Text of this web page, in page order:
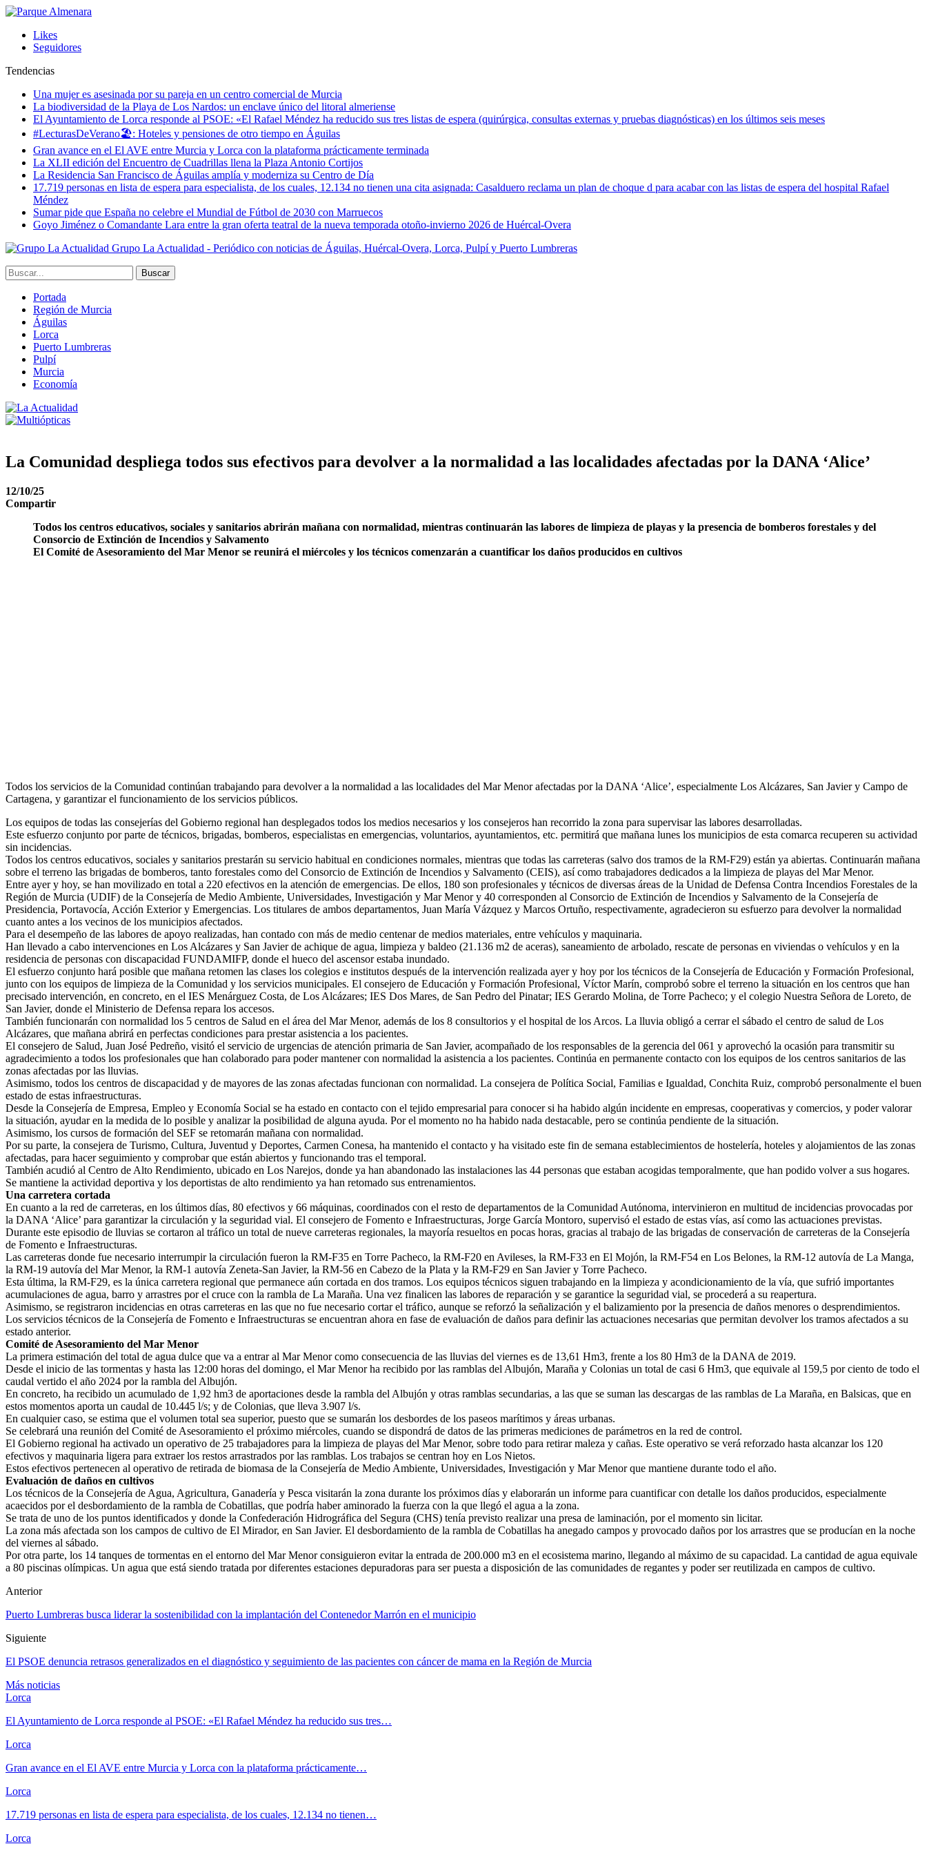
Likes
Seguidores
Tendencias
Una mujer es asesinada por su pareja en un centro comercial de Murcia
La biodiversidad de la Playa de Los Nardos: un enclave único del litoral almeriense
El Ayuntamiento de Lorca responde al PSOE: «El Rafael Méndez ha reducido sus tres listas de espera (quirúrgica, consultas externas y pruebas diagnósticas) en los últimos seis meses
#LecturasDeVerano🏖: Hoteles y pensiones de otro tiempo en Águilas
Gran avance en el El AVE entre Murcia y Lorca con la plataforma prácticamente terminada
La XLII edición del Encuentro de Cuadrillas llena la Plaza Antonio Cortijos
La Residencia San Francisco de Águilas amplía y moderniza su Centro de Día
17.719 personas en lista de espera para especialista, de los cuales, 12.134 no tienen una cita asignada: Casalduero reclama un plan de choque d para acabar con las listas de espera del hospital Rafael
Méndez
Sumar pide que España no celebre el Mundial de Fútbol de 2030 con Marruecos
Goyo Jiménez o Comandante Lara entre la gran oferta teatral de la nueva temporada otoño-invierno 2026 de Huércal-Overa
Grupo La Actualidad - Periódico con noticias de Águilas, Huércal-Overa, Lorca, Pulpí y Puerto Lumbreras
Portada
Región de Murcia
Águilas
Lorca
Puerto Lumbreras
Pulpí
Murcia
Economía
La Comunidad despliega todos sus efectivos para devolver a la normalidad a las localidades afectadas por la DANA ‘Alice’
12/10/25
Compartir
Todos los centros educativos, sociales y sanitarios abrirán mañana con normalidad, mientras continuarán las labores de limpieza de playas y la presencia de bomberos forestales y del
Consorcio de Extinción de Incendios y Salvamento
El Comité de Asesoramiento del Mar Menor se reunirá el miércoles y los técnicos comenzarán a cuantificar los daños producidos en cultivos
Todos los servicios de la Comunidad continúan trabajando para devolver a la normalidad a las localidades del Mar Menor afectadas por la DANA ‘Alice’, especialmente Los Alcázares, San Javier y Campo de
Cartagena, y garantizar el funcionamiento de los servicios públicos.
Los equipos de todas las consejerías del Gobierno regional han desplegados todos los medios necesarios y los consejeros han recorrido la zona para supervisar las labores desarrolladas.
Este esfuerzo conjunto por parte de técnicos, brigadas, bomberos, especialistas en emergencias, voluntarios, ayuntamientos, etc. permitirá que mañana lunes los municipios de esta comarca recuperen su actividad
sin incidencias.
Todos los centros educativos, sociales y sanitarios prestarán su servicio habitual en condiciones normales, mientras que todas las carreteras (salvo dos tramos de la RM-F29) están ya abiertas. Continuarán mañana
sobre el terreno las brigadas de bomberos, tanto forestales como del Consorcio de Extinción de Incendios y Salvamento (CEIS), así como trabajadores dedicados a la limpieza de playas del Mar Menor.
Entre ayer y hoy, se han movilizado en total a 220 efectivos en la atención de emergencias. De ellos, 180 son profesionales y técnicos de diversas áreas de la Unidad de Defensa Contra Incendios Forestales de la
Región de Murcia (UDIF) de la Consejería de Medio Ambiente, Universidades, Investigación y Mar Menor y 40 corresponden al Consorcio de Extinción de Incendios y Salvamento de la Consejería de
Presidencia, Portavocía, Acción Exterior y Emergencias. Los titulares de ambos departamentos, Juan María Vázquez y Marcos Ortuño, respectivamente, agradecieron su esfuerzo para devolver la normalidad
cuanto antes a los vecinos de los municipios afectados.
Para el desempeño de las labores de apoyo realizadas, han contado con más de medio centenar de medios materiales, entre vehículos y maquinaria.
Han llevado a cabo intervenciones en Los Alcázares y San Javier de achique de agua, limpieza y baldeo (21.136 m2 de aceras), saneamiento de arbolado, rescate de personas en viviendas o vehículos y en la
residencia de personas con discapacidad FUNDAMIFP, donde el hueco del ascensor estaba inundado.
El esfuerzo conjunto hará posible que mañana retomen las clases los colegios e institutos después de la intervención realizada ayer y hoy por los técnicos de la Consejería de Educación y Formación Profesional,
junto con los equipos de limpieza de la Comunidad y los servicios municipales. El consejero de Educación y Formación Profesional, Víctor Marín, comprobó sobre el terreno la situación en los centros que han
precisado intervención, en concreto, en el IES Menárguez Costa, de Los Alcázares; IES Dos Mares, de San Pedro del Pinatar; IES Gerardo Molina, de Torre Pacheco; y el colegio Nuestra Señora de Loreto, de
San Javier, donde el Ministerio de Defensa repara los accesos.
También funcionarán con normalidad los 5 centros de Salud en el área del Mar Menor, además de los 8 consultorios y el hospital de los Arcos. La lluvia obligó a cerrar el sábado el centro de salud de Los
Alcázares, que mañana abrirá en perfectas condiciones para prestar asistencia a los pacientes.
El consejero de Salud, Juan José Pedreño, visitó el servicio de urgencias de atención primaria de San Javier, acompañado de los responsables de la gerencia del 061 y aprovechó la ocasión para transmitir su
agradecimiento a todos los profesionales que han colaborado para poder mantener con normalidad la asistencia a los pacientes. Continúa en permanente contacto con los equipos de los centros sanitarios de las
zonas afectadas por las lluvias.
Asimismo, todos los centros de discapacidad y de mayores de las zonas afectadas funcionan con normalidad. La consejera de Política Social, Familias e Igualdad, Conchita Ruiz, comprobó personalmente el buen
estado de estas infraestructuras.
Desde la Consejería de Empresa, Empleo y Economía Social se ha estado en contacto con el tejido empresarial para conocer si ha habido algún incidente en empresas, cooperativas y comercios, y poder valorar
la situación, ayudar en la medida de lo posible y analizar la posibilidad de alguna ayuda. Por el momento no ha habido nada destacable, pero se continúa pendiente de la situación.
Asimismo, los cursos de formación del SEF se retomarán mañana con normalidad.
Por su parte, la consejera de Turismo, Cultura, Juventud y Deportes, Carmen Conesa, ha mantenido el contacto y ha visitado este fin de semana establecimientos de hostelería, hoteles y alojamientos de las zonas
afectadas, para hacer seguimiento y comprobar que están abiertos y funcionando tras el temporal.
También acudió al Centro de Alto Rendimiento, ubicado en Los Narejos, donde ya han abandonado las instalaciones las 44 personas que estaban acogidas temporalmente, que han podido volver a sus hogares.
Se mantiene la actividad deportiva y los deportistas de alto rendimiento ya han retomado sus entrenamientos.
Una carretera cortada
En cuanto a la red de carreteras, en los últimos días, 80 efectivos y 66 máquinas, coordinados con el resto de departamentos de la Comunidad Autónoma, intervinieron en multitud de incidencias provocadas por
la DANA ‘Alice’ para garantizar la circulación y la seguridad vial. El consejero de Fomento e Infraestructuras, Jorge García Montoro, supervisó el estado de estas vías, así como las actuaciones previstas.
Durante este episodio de lluvias se cortaron al tráfico un total de nueve carreteras regionales, la mayoría resueltos en pocas horas, gracias al trabajo de las brigadas de conservación de carreteras de la Consejería
de Fomento e Infraestructuras.
Las carreteras donde fue necesario interrumpir la circulación fueron la RM-F35 en Torre Pacheco, la RM-F20 en Avileses, la RM-F33 en El Mojón, la RM-F54 en Los Belones, la RM-12 autovía de La Manga,
la RM-19 autovía del Mar Menor, la RM-1 autovía Zeneta-San Javier, la RM-56 en Cabezo de la Plata y la RM-F29 en San Javier y Torre Pacheco.
Esta última, la RM-F29, es la única carretera regional que permanece aún cortada en dos tramos. Los equipos técnicos siguen trabajando en la limpieza y acondicionamiento de la vía, que sufrió importantes
acumulaciones de agua, barro y arrastres por el cruce con la rambla de La Maraña. Una vez finalicen las labores de reparación y se garantice la seguridad vial, se procederá a su reapertura.
Asimismo, se registraron incidencias en otras carreteras en las que no fue necesario cortar el tráfico, aunque se reforzó la señalización y el balizamiento por la presencia de daños menores o desprendimientos.
Los servicios técnicos de la Consejería de Fomento e Infraestructuras se encuentran ahora en fase de evaluación de daños para definir las actuaciones necesarias que permitan devolver los tramos afectados a su
estado anterior.
Comité de Asesoramiento del Mar Menor
La primera estimación del total de agua dulce que va a entrar al Mar Menor como consecuencia de las lluvias del viernes es de 13,61 Hm3, frente a los 80 Hm3 de la DANA de 2019.
Desde el inicio de las tormentas y hasta las 12:00 horas del domingo, el Mar Menor ha recibido por las ramblas del Albujón, Maraña y Colonias un total de casi 6 Hm3, que equivale al 159,5 por ciento de todo el
caudal vertido el año 2024 por la rambla del Albujón.
En concreto, ha recibido un acumulado de 1,92 hm3 de aportaciones desde la rambla del Albujón y otras ramblas secundarias, a las que se suman las descargas de las ramblas de La Maraña, en Balsicas, que en
estos momentos aporta un caudal de 10.445 l/s; y de Colonias, que lleva 3.907 l/s.
En cualquier caso, se estima que el volumen total sea superior, puesto que se sumarán los desbordes de los paseos marítimos y áreas urbanas.
Se celebrará una reunión del Comité de Asesoramiento el próximo miércoles, cuando se dispondrá de datos de las primeras mediciones de parámetros en la red de control.
El Gobierno regional ha activado un operativo de 25 trabajadores para la limpieza de playas del Mar Menor, sobre todo para retirar maleza y cañas. Este operativo se verá reforzado hasta alcanzar los 120
efectivos y maquinaria ligera para extraer los restos arrastrados por las ramblas. Los trabajos se centran hoy en Los Nietos.
Estos efectivos pertenecen al operativo de retirada de biomasa de la Consejería de Medio Ambiente, Universidades, Investigación y Mar Menor que mantiene durante todo el año.
Evaluación de daños en cultivos
Los técnicos de la Consejería de Agua, Agricultura, Ganadería y Pesca visitarán la zona durante los próximos días y elaborarán un informe para cuantificar con detalle los daños producidos, especialmente
acaecidos por el desbordamiento de la rambla de Cobatillas, que podría haber aminorado la fuerza con la que llegó el agua a la zona.
Se trata de uno de los puntos identificados y donde la Confederación Hidrográfica del Segura (CHS) tenía previsto realizar una presa de laminación, por el momento sin licitar.
La zona más afectada son los campos de cultivo de El Mirador, en San Javier. El desbordamiento de la rambla de Cobatillas ha anegado campos y provocado daños por los arrastres que se producían en la noche
del viernes al sábado.
Por otra parte, los 14 tanques de tormentas en el entorno del Mar Menor consiguieron evitar la entrada de 200.000 m3 en el ecosistema marino, llegando al máximo de su capacidad. La cantidad de agua equivale
a 80 piscinas olímpicas. Un agua que está siendo tratada por diferentes estaciones depuradoras para ser puesta a disposición de las comunidades de regantes y poder ser reutilizada en campos de cultivo.
Anterior
Puerto Lumbreras busca liderar la sostenibilidad con la implantación del Contenedor Marrón en el municipio
Siguiente
El PSOE denuncia retrasos generalizados en el diagnóstico y seguimiento de las pacientes con cáncer de mama en la Región de Murcia
Más noticias
Lorca
El Ayuntamiento de Lorca responde al PSOE: «El Rafael Méndez ha reducido sus tres…
Lorca
Gran avance en el El AVE entre Murcia y Lorca con la plataforma prácticamente…
Lorca
17.719 personas en lista de espera para especialista, de los cuales, 12.134 no tienen…
Lorca